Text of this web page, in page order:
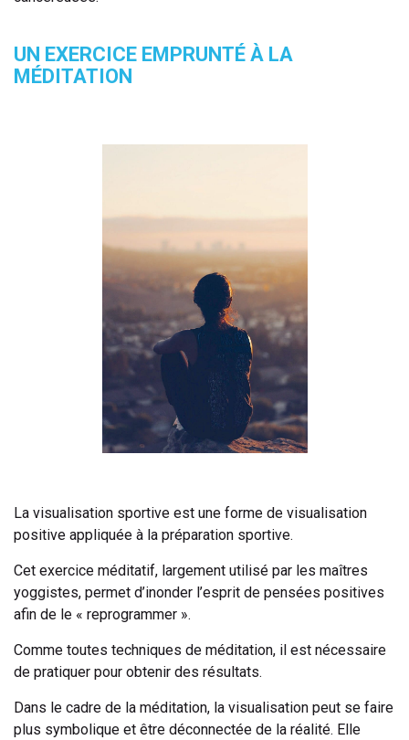
UN EXERCICE EMPRUNTÉ À LA
MÉDITATION
La visualisation sportive est une forme de visualisation
positive appliquée à la préparation sportive.
Cet exercice méditatif, largement utilisé par les maîtres
yoggistes, permet d’inonder l’esprit de pensées positives
afin de le « reprogrammer ».
Comme toutes techniques de méditation, il est nécessaire
de pratiquer pour obtenir des résultats.
Dans le cadre de la méditation, la visualisation peut se faire
plus symbolique et être déconnectée de la réalité. Elle